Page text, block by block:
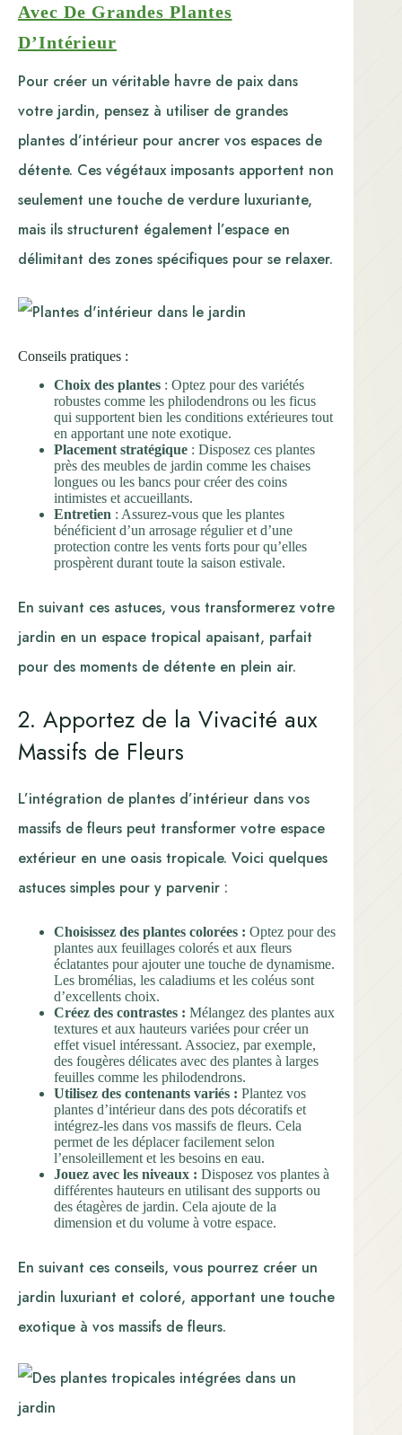
Avec De Grandes Plantes
D’Intérieur
Pour créer un véritable havre de paix dans
votre jardin, pensez à utiliser de grandes
plantes d’intérieur pour ancrer vos espaces de
détente. Ces végétaux imposants apportent non
seulement une touche de verdure luxuriante,
mais ils structurent également l’espace en
délimitant des zones spécifiques pour se relaxer.
Conseils pratiques :
Choix des plantes : Optez pour des variétés
robustes comme les philodendrons ou les ficus
qui supportent bien les conditions extérieures tout
en apportant une note exotique.
Placement stratégique : Disposez ces plantes
près des meubles de jardin comme les chaises
longues ou les bancs pour créer des coins
intimistes et accueillants.
Entretien : Assurez-vous que les plantes
bénéficient d’un arrosage régulier et d’une
protection contre les vents forts pour qu’elles
prospèrent durant toute la saison estivale.
En suivant ces astuces, vous transformerez votre
jardin en un espace tropical apaisant, parfait
pour des moments de détente en plein air.
2. Apportez de la Vivacité aux
Massifs de Fleurs
L’intégration de plantes d’intérieur dans vos
massifs de fleurs peut transformer votre espace
extérieur en une oasis tropicale. Voici quelques
astuces simples pour y parvenir :
Choisissez des plantes colorées : Optez pour des
plantes aux feuillages colorés et aux fleurs
éclatantes pour ajouter une touche de dynamisme.
Les bromélias, les caladiums et les coléus sont
d’excellents choix.
Créez des contrastes : Mélangez des plantes aux
textures et aux hauteurs variées pour créer un
effet visuel intéressant. Associez, par exemple,
des fougères délicates avec des plantes à larges
feuilles comme les philodendrons.
Utilisez des contenants variés : Plantez vos
plantes d’intérieur dans des pots décoratifs et
intégrez-les dans vos massifs de fleurs. Cela
permet de les déplacer facilement selon
l’ensoleillement et les besoins en eau.
Jouez avec les niveaux : Disposez vos plantes à
différentes hauteurs en utilisant des supports ou
des étagères de jardin. Cela ajoute de la
dimension et du volume à votre espace.
En suivant ces conseils, vous pourrez créer un
jardin luxuriant et coloré, apportant une touche
exotique à vos massifs de fleurs.